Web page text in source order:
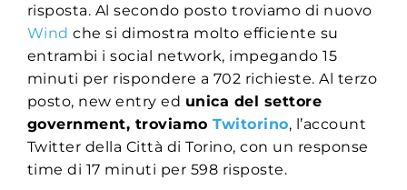
risposta. Al secondo posto troviamo di nuovo
Wind che si dimostra molto efficiente su
entrambi i social network, impegando 15
minuti per rispondere a 702 richieste. Al terzo
posto, new entry ed unica del settore
government, troviamoTwitorino, l’account
Twitter della Città di Torino, con un response
time di 17 minuti per 598 risposte.